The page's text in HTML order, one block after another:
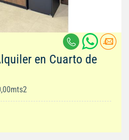
en Cuarto de